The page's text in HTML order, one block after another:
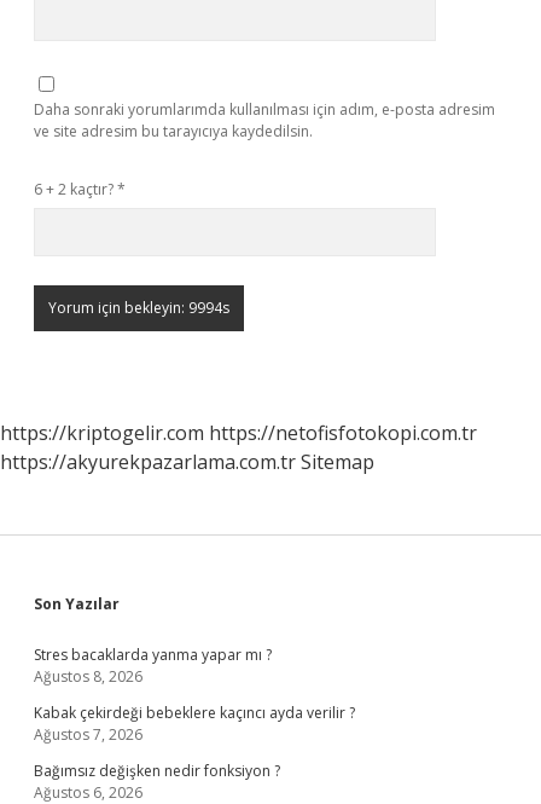
Daha sonraki yorumlarımda kullanılması için adım, e-posta adresim
ve site adresim bu tarayıcıya kaydedilsin.
6 + 2 kaçtır?*
https://kriptogelir.com https://netofisfotokopi.com.tr
https://akyurekpazarlama.com.trSitemap
Sidebar
Son Yazılar
Stres bacaklarda yanma yapar mı ?
Ağustos 8, 2026
Kabak çekirdeği bebeklere kaçıncı ayda verilir ?
Ağustos 7, 2026
Bağımsız değişken nedir fonksiyon ?
Ağustos 6, 2026